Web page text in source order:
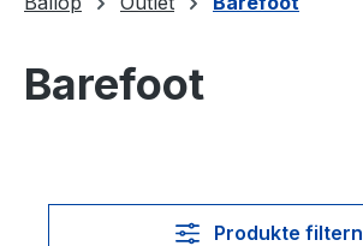
Barefoot
Produkte filtern